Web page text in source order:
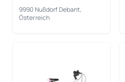
9990 Nußdorf Debant,
Österreich